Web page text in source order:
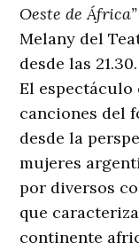
Oeste de África”
Melany del
desde las 21.30.
El espectáculo
canciones del
desde la
mujeres
por diversos
que
continente